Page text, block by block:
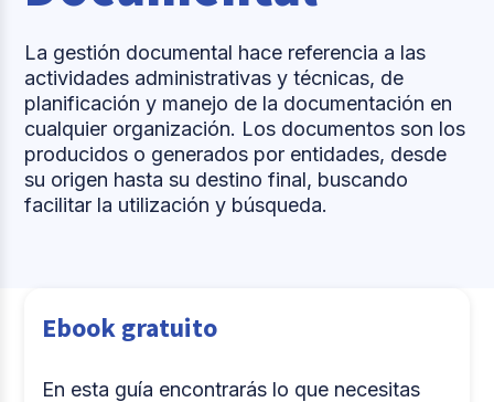
La gestión documental hace referencia a las
actividades administrativas y técnicas, de
planificación y manejo de la documentación en
cualquier organización. Los documentos son los
producidos o generados por entidades, desde
su origen hasta su destino final, buscando
facilitar la utilización y búsqueda.
Ebook gratuito
En esta guía encontrarás lo que necesitas